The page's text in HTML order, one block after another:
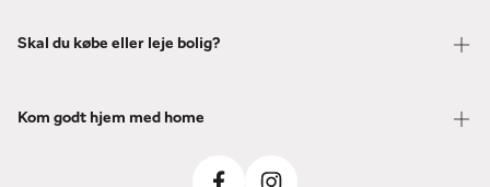
Skal du købe eller leje bolig?
Kom godt hjem med home